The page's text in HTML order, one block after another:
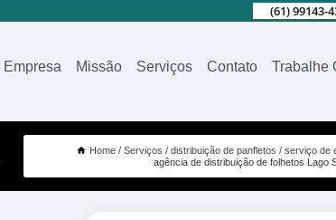
(61) 99143-
Empresa Missão Serviços Contato Trabalhe
Home Serviços distribuição de panfletos
serviço de
agência de distribuição de folhetos Lago